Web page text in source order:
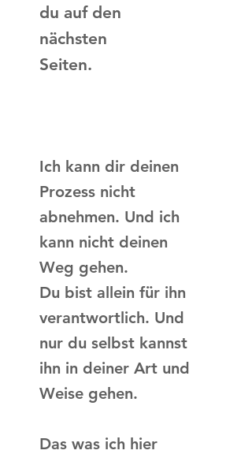
du auf den
nächsten
Seiten.
Ich kann dir deinen
Prozess nicht
abnehmen. Und ich
kann nicht deinen
Weg gehen.
Du bist allein für ihn
verantwortlich. Und
nur du selbst kannst
ihn in deiner Art und
Weise gehen.
Das was ich hier